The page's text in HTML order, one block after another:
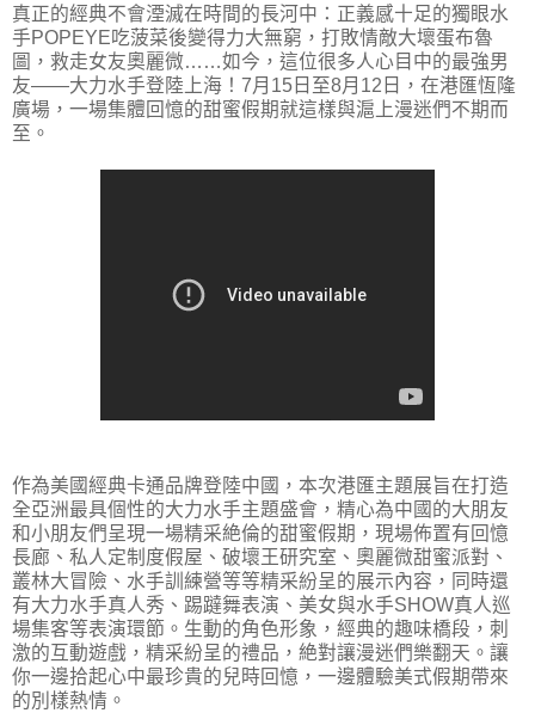
真正的經典不會湮滅在時間的長河中：正義感十足的獨眼水
手POPEYE吃菠菜後變得力大無窮，打敗情敵大壞蛋布魯
圖，救走女友奧麗微……如今，這位很多人心目中的最強男
友——大力水手登陸上海！7月15日至8月12日，在港匯恆隆
廣場，一場集體回憶的甜蜜假期就這樣與滬上漫迷們不期而
至。
作為美國經典卡通品牌登陸中國，本次港匯主題展旨在打造
全亞洲最具個性的大力水手主題盛會，精心為中國的大朋友
和小朋友們呈現一場精采絶倫的甜蜜假期，現場佈置有回憶
長廊、私人定制度假屋、破壞王研究室、奧麗微甜蜜派對、
叢林大冒險、水手訓練營等等精采紛呈的展示內容，同時還
有大力水手真人秀、踢躂舞表演、美女與水手SHOW真人巡
場集客等表演環節。生動的角色形象，經典的趣味橋段，刺
激的互動遊戲，精采紛呈的禮品，絶對讓漫迷們樂翻天。讓
你一邊拾起心中最珍貴的兒時回憶，一邊體驗美式假期帶來
的別樣熱情。